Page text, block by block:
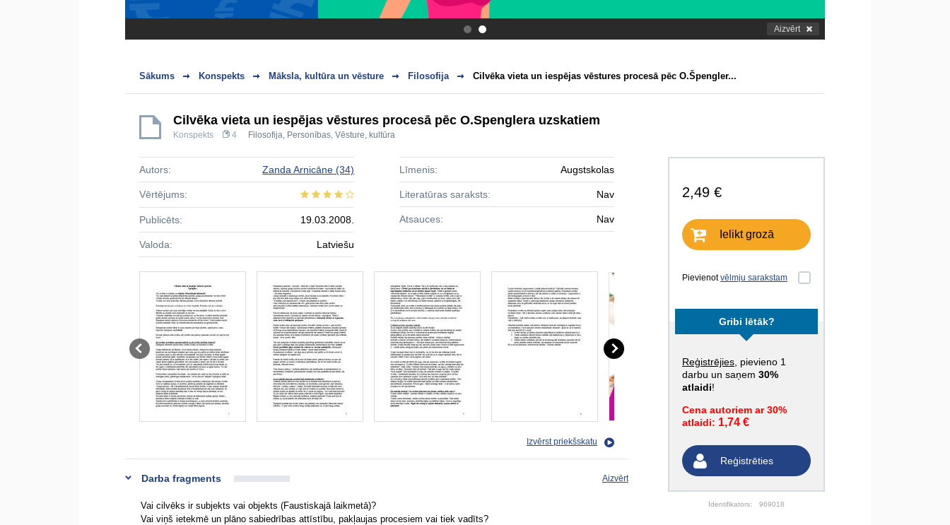
. Aizvērt
Sākums Konspekts Māksla, kultūra un vēsture Filosofija Cilvēka vieta un iespējas vēstures procesā pēc O.Špengler...
Cilvēka vieta un iespējas vēstures procesā pēc O.Špenglera uzskatiem
Konspekts 4 Filosofija, Personības, Vēsture, kultūra
2,49 €
Ielikt grozā
Pievienotvēlmju sarakstam
Gribi lētāk?
Reģistrējies , pievieno 1
darbu un saņem 30%
atlaidi!
Cena autoriem ar 30%
atlaidi: 1,74 €
Reģistrēties
Identifikators: 969018
Autors: Zanda Arnicāne (34)
Vērtējums:
Publicēts: 19.03.2008.
Valoda: Latviešu
Līmenis: Augstskolas
Literatūras saraksts: Nav
Atsauces: Nav
Izvērst priekšskatu
Darba fragments Aizvērt
Vai cilvēks ir subjekts vai objekts (Faustiskajā laikmetā)?
Vai viņš ietekmē un plāno sabiedrības attīstību, pakļaujas procesiem vai tiek vadīts?